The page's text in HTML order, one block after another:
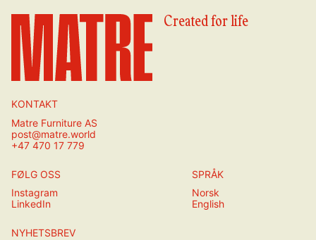
Created for life
KONTAKT
Matre Furniture AS
post@matre.world
+47 470 17 779
FØLG OSS
Instagram
LinkedIn
SPRÅK
Norsk
English
NYHETSBREV